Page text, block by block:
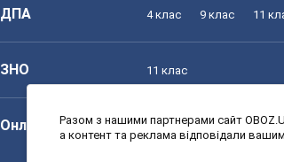
ДПА 4 клас 9 клас 11
ЗНО 11 клас
Онлайн уроки 1 клас 2 клас 3
Разом з нашими партнерами сайт
а контент та реклама відповідали